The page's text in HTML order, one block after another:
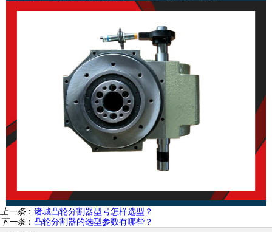
上一条： 诸城凸轮分割器型号怎样选型？
下一条： 凸轮分割器的选型参数有哪些？